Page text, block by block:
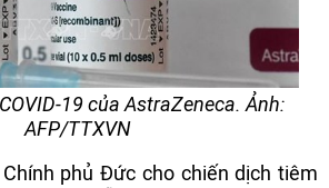
19 của AstraZeneca. Ảnh:
AFP/TTXVN
phủ Đức cho chiến dịch tiêm